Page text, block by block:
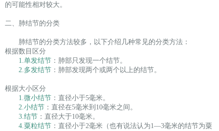
的可能性相对较大。
二、肺结节的分类
肺结节的分类方法较多，以下介绍几种常见的分类方法：
根据数目区分
1.单发结节 ：肺部只发现一个结节。
2.多发结节 ：肺部发现两个或两个以上的结节。
根据大小区分
1.微小结节 ：直径小于5毫米。
2.小结节 ：直径在5毫米到10毫米之间。
3.结节 ：直径大于10毫米。
4.粟粒结节 ：直径小于2毫米（也有说法认为1—3毫米的结节为粟